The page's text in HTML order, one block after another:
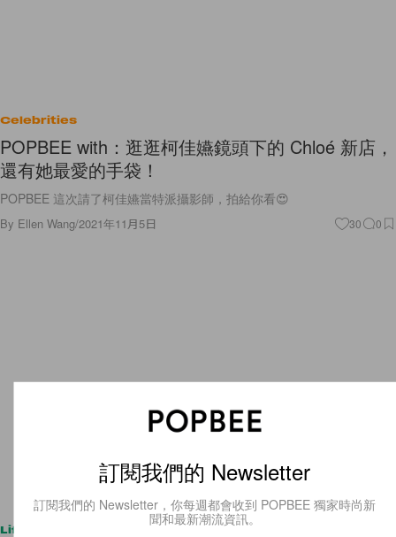
Celebrities
POPBEE with：逛逛柯佳嬿鏡頭下的 Chloé 新店，
還有她最愛的手袋！
POPBEE 這次請了柯佳嬿當特派攝影師，拍給你看😍
By Ellen Wang/2021年11月5日 30 0
Lifestyle
訂閱我們的 Newsletter
訂閱我們的 Newsletter，你每週都會收到 POPBEE 獨家時尚新
聞和最新潮流資訊。